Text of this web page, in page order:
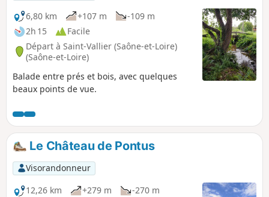
6,80 km
+107 m
-109 m
2h 15
Facile
Départ à Saint-Vallier (Saône-et-Loire)
(Saône-et-Loire)
Balade entre prés et bois, avec quelques
beaux points de vue.
Le Château de Pontus
Visorandonneur
12,26 km
+279 m
-270 m